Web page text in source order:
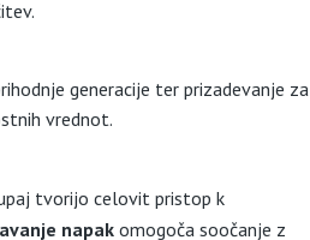
generacije ter prizadevanje za
vrednot.
tvorijo celovit pristop k
napak omogoča soočanje z